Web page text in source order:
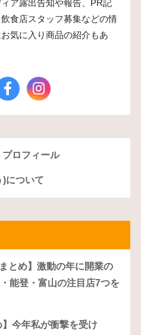
ア露出告知や報告、PR記
食店スタッフ募集などの情
気に入り商品の紹介もあ
ロフィール
)について
とめ】激動の年に開業の
能登・富山の注目店7つを
】今年私が衝撃を受け